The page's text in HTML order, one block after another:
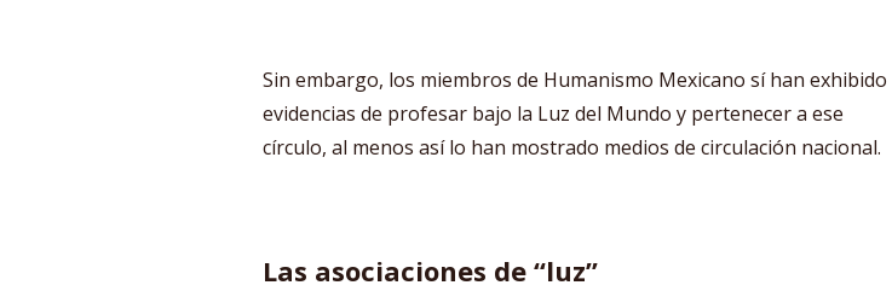
Sin embargo, los miembros de Humanismo Mexicano sí han exhibido
evidencias de profesar bajo la Luz del Mundo y pertenecer a ese
círculo, al menos así lo han mostrado medios de circulación nacional.
Las asociaciones de “luz”